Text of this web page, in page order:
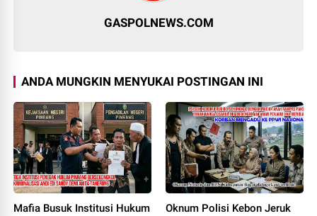
GASPOLNEWS.COM
ANDA MUNGKIN MENYUKAI POSTINGAN INI
Mafia Busuk Institusi Hukum
Oknum Polisi Kebon Jeruk